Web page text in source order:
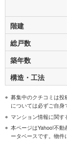
階建
総戸数
築年数
構造・工法
募集中のクチコミは投
については必ずご自身
マンション情報に関す
本ページはYahoo!不
ータベースです。物件